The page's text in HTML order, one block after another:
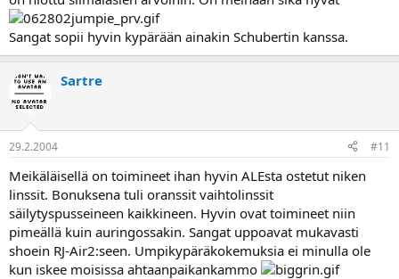
Sangat sopii hyvin kypärään ainakin Schubertin kanssa.
Sartre
29.2.2004 #11
Meikäläisellä on toimineet ihan hyvin ALEsta ostetut niken
linssit. Bonuksena tuli oranssit vaihtolinssit
säilytyspusseineen kaikkineen. Hyvin ovat toimineet niin
pimeällä kuin auringossakin. Sangat uppoavat mukavasti
shoein RJ-Air2:seen. Umpikypäräkokemuksia ei minulla ole
kun iskee moisissa ahtaanpaikankammo